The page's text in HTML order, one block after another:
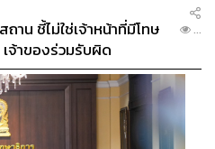
าน ชี้ไม่ใช่เจ้าหน้าที่มีโทษ
จ้าของร่วมรับผิด
...